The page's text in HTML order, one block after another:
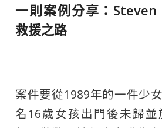
一則案例分享：
救援之路
案件要從1989年的一件少
名16歲女孩出門後未歸